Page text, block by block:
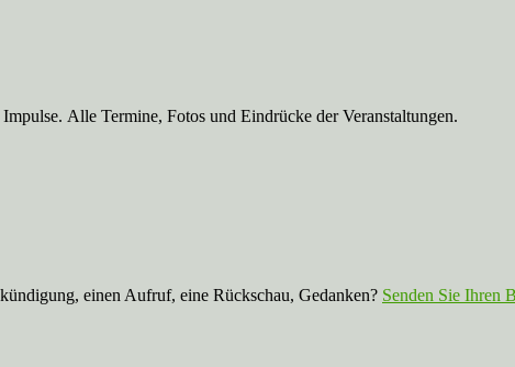
Alle Termine, Fotos und Eindrücke der Veranstaltungen.
einen Aufruf, eine Rückschau, Gedanken? Senden Sie Ihren